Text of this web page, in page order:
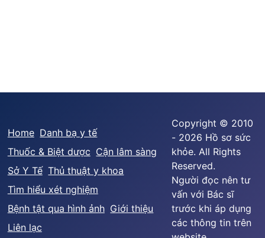
Home Danh bạ y tế
Thuốc & Biệt dược Cận lâm sàng
Sở Y Tế Thủ thuật y khoa
Tìm hiểu xét nghiệm
Bệnh tật qua hình ảnh Giới thiệu
Liên lạc
Copyright © 2010
- 2026 Hồ sơ sức
khỏe. All Rights
Reserved.
Người đọc nên tư
vấn với Bác sĩ
trước khi áp dụng
các thông tin trên